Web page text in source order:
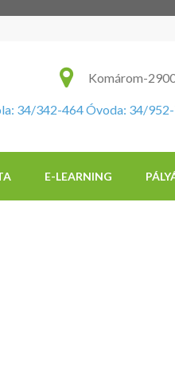
KatolikusKomárom-
34/342-464 Óvoda: 34/
E-LEARNING